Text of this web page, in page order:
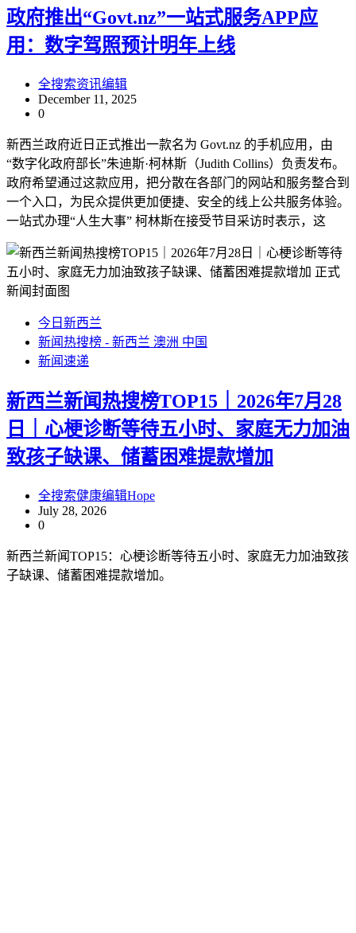
政府推出“Govt.nz”一站式服务APP应
用：数字驾照预计明年上线
全搜索资讯编辑
December 11, 2025
0
新西兰政府近日正式推出一款名为 Govt.nz 的手机应用，由
“数字化政府部长”朱迪斯·柯林斯（Judith Collins）负责发布。
政府希望通过这款应用，把分散在各部门的网站和服务整合到
一个入口，为民众提供更加便捷、安全的线上公共服务体验。
一站式办理“人生大事” 柯林斯在接受节目采访时表示，这
今日新西兰
新闻热搜榜 - 新西兰 澳洲 中国
新闻速递
新西兰新闻热搜榜TOP15｜2026年7月28
日｜心梗诊断等待五小时、家庭无力加油
致孩子缺课、储蓄困难提款增加
全搜索健康编辑Hope
July 28, 2026
0
新西兰新闻TOP15：心梗诊断等待五小时、家庭无力加油致孩
子缺课、储蓄困难提款增加。